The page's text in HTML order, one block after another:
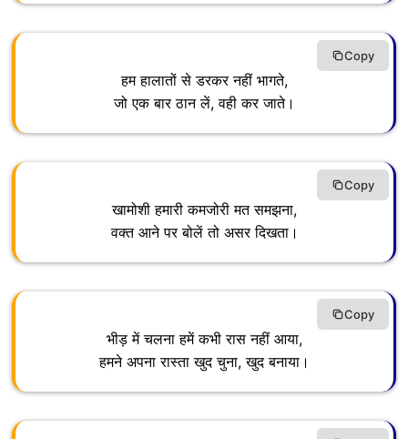
हम हालातों से डरकर नहीं भागते,
जो एक बार ठान लें, वही कर जाते।
Copy
खामोशी हमारी कमजोरी मत समझना,
वक्त आने पर बोलें तो असर दिखता।
Copy
भीड़ में चलना हमें कभी रास नहीं आया,
हमने अपना रास्ता खुद चुना, खुद बनाया।
Copy